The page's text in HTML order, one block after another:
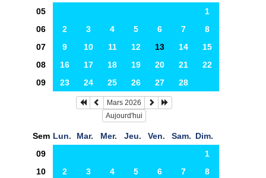
05
1
06
2 3 4 5 6 7
8
07
9 10 11 12 13 14
15
08
16 17 18 19 20 21
22
09
23 24 25 26 27 28
Mars 2026
Aujourd'hui
Sem Lun. Mar. Mer. Jeu. Ven. Sam. Dim.
09
1
10
2 3 4 5 6 7
8